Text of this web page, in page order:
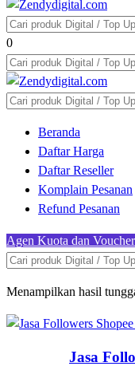
0
Beranda
Daftar Harga
Daftar Reseller
Komplain Pesanan
Refund Pesanan
Agen Kuota dan
Menampilkan hasil
Jasa